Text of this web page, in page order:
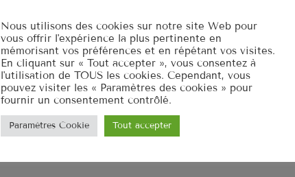
US Top 1961
1 Let's Twist
CHUBBY
ELVIS
Nous utilisons des cookies sur notre site Web pour
vous offrir l'expérience la plus pertinente en
mémorisant vos préférences et en répétant vos visites.
En cliquant sur « Tout accepter », vous consentez à
l'utilisation de TOUS les cookies. Cependant, vous
pouvez visiter les « Paramètres des cookies » pour
fournir un consentement contrôlé.
Paramètres Cookie Tout accepter